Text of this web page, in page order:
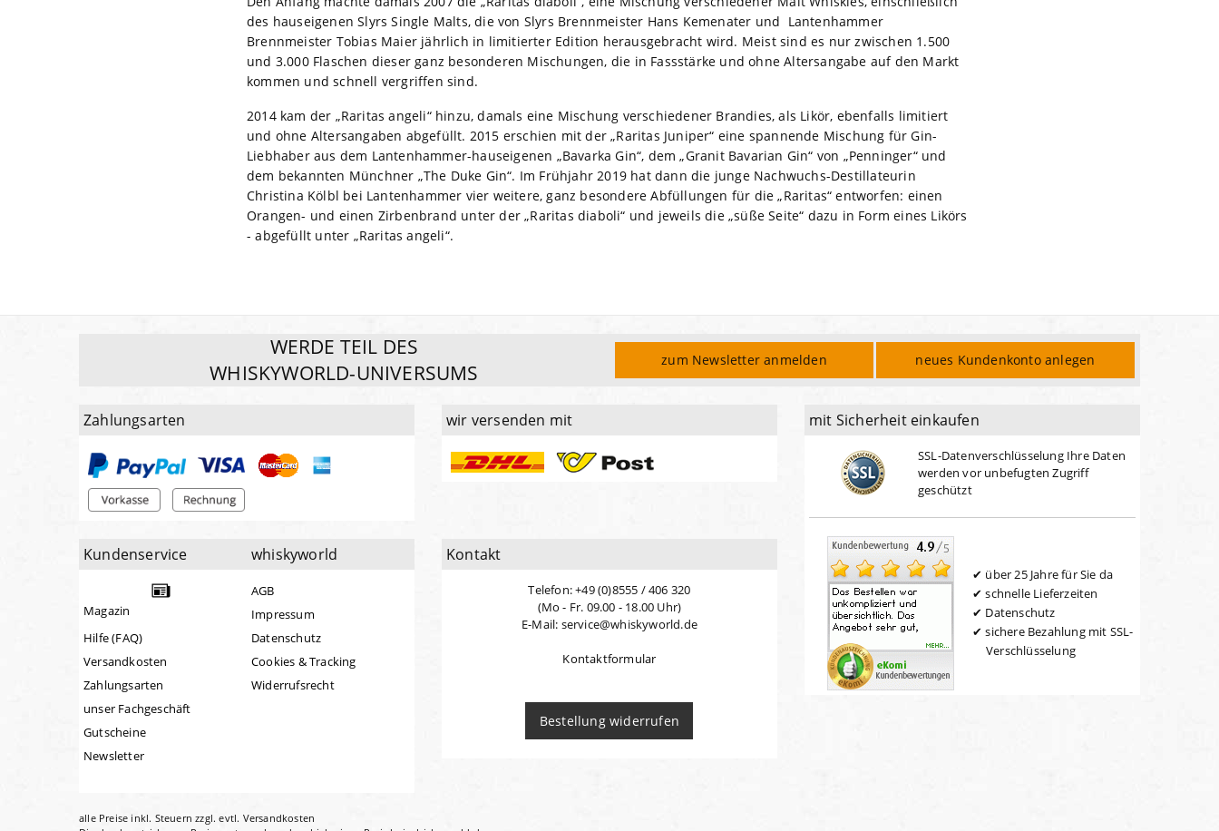
des hauseigenen Slyrs Single Malts, die von Slyrs Brennmeister Hans Kemenater und Lantenhammer
Brennmeister Tobias Maier jährlich in limitierter Edition herausgebracht wird. Meist sind es nur zwischen 1.500
und 3.000 Flaschen dieser ganz besonderen Mischungen, die in Fassstärke und ohne Altersangabe auf den Markt
kommen und schnell vergriffen sind.
2014 kam der „Raritas angeli“ hinzu, damals eine Mischung verschiedener Brandies, als Likör, ebenfalls limitiert
und ohne Altersangaben abgefüllt. 2015 erschien mit der „Raritas Juniper“ eine spannende Mischung für Gin-
Liebhaber aus dem Lantenhammer-hauseigenen „Bavarka Gin“, dem „Granit Bavarian Gin“ von „Penninger“ und
dem bekannten Münchner „The Duke Gin“. Im Frühjahr 2019 hat dann die junge Nachwuchs-Destillateurin
Christina Kölbl bei Lantenhammer vier weitere, ganz besondere Abfüllungen für die „Raritas“ entworfen: einen
Orangen- und einen Zirbenbrand unter der „Raritas diaboli“ und jeweils die „süße Seite“ dazu in Form eines Likörs
- abgefüllt unter „Raritas angeli“.
WERDE TEIL DES
WHISKYWORLD-UNIVERSUMS
zum Newsletter anmelden neues Kundenkonto anlegen
Zahlungsarten wir versenden mit
Kundenservice
Magazin
Hilfe (FAQ)
Versandkosten
Zahlungsarten
unser Fachgeschäft
Gutscheine
Newsletter
whiskyworld
AGB
Impressum
Datenschutz
Cookies & Tracking
Widerrufsrecht
Kontakt
Telefon: +49 (0)8555 / 406 320
(Mo - Fr. 09.00 - 18.00 Uhr)
E-Mail: service@whiskyworld.de
Kontaktformular
Bestellung widerrufen
mit Sicherheit einkaufen
SSL-Datenverschlüsselung Ihre Daten
werden vor unbefugten Zugriff
geschützt
über 25 Jahre für Sie da
schnelle Lieferzeiten
Datenschutz
sichere Bezahlung mit SSL-
Verschlüsselung
alle Preise inkl. Steuern zzgl. evtl. Versandkosten